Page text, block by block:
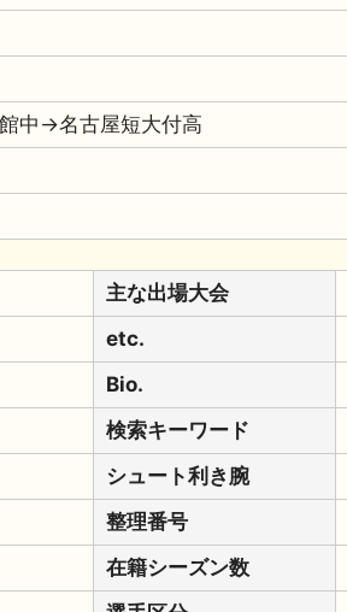
中→名古屋短大付高
主な出場大会
etc.
Bio.
検索キーワード
シュート利き腕
整理番号
在籍シーズン数